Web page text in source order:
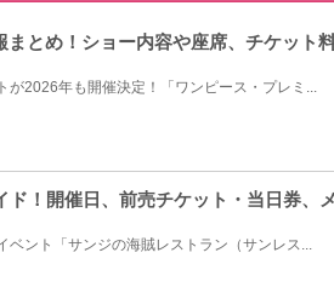
まとめ！ショー内容や座席、チケット
2026年も開催決定！「ワンピース・プレミ...
ド！開催日、前売チケット・当日券、
ント「サンジの海賊レストラン（サンレス...